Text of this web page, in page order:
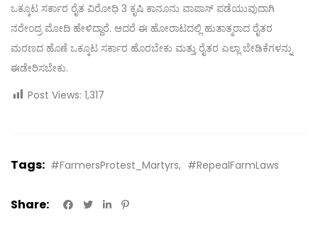
ಒಕ್ಕೂಟ ಸರ್ಕಾರ ರೈತ ವಿರೋಧಿ 3 ಕೃಷಿ ಕಾನೂನು ವಾಪಾಸ್ ಪಡೆಯುವುದಾಗಿ
ನರೇಂದ್ರ ಮೋದಿ ಹೇಳಿದ್ದಾರೆ. ಆದರೆ ಈ ಹೋರಾಟದಲ್ಲಿ ಹುತಾತ್ಮರಾದ ರೈತರ
ಮರಣದ ಹೊಣೆ ಒಕ್ಕೂಟ ಸರ್ಕಾರ ಹೊರಬೇಕು ಮತ್ತು ರೈತರ ಎಲ್ಲಾ ಬೇಡಿಕೆಗಳನ್ನು
ಈಡೇರಿಸಬೇಕು.
Post Views: 1,317
Tags: #FarmersProtest_Martyrs #RepealFarmLaws
Share: